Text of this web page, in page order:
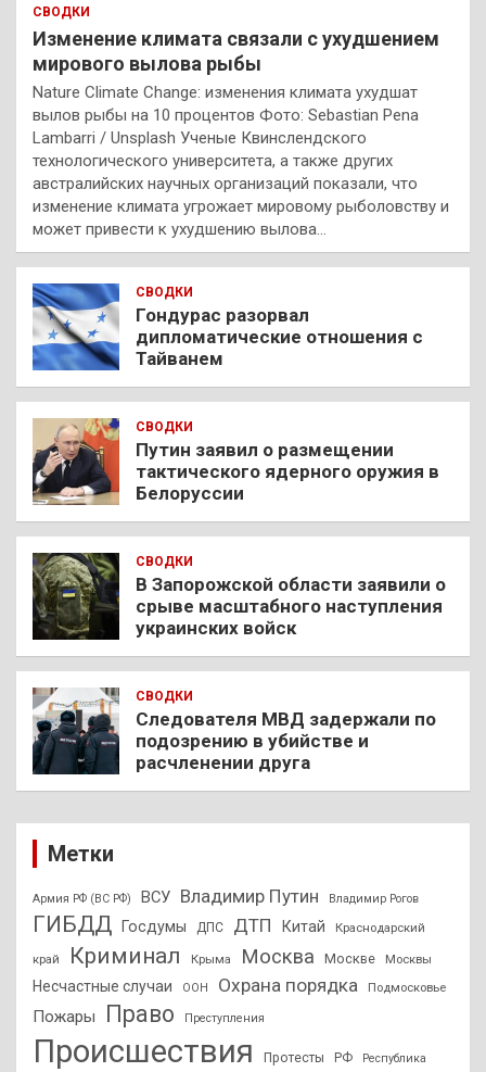
СВОДКИ
Изменение климата связали с ухудшением
мирового вылова рыбы
Nature Climate Change: изменения климата ухудшат
вылов рыбы на 10 процентов Фото: Sebastian Pena
Lambarri / Unsplash Ученые Квинслендского
технологического университета, а также других
австралийских научных организаций показали, что
изменение климата угрожает мировому рыболовству и
может привести к ухудшению вылова…
СВОДКИ
Гондурас разорвал
дипломатические отношения с
Тайванем
СВОДКИ
Путин заявил о размещении
тактического ядерного оружия в
Белоруссии
СВОДКИ
В Запорожской области заявили о
срыве масштабного наступления
украинских войск
СВОДКИ
Следователя МВД задержали по
подозрению в убийстве и
расчленении друга
Метки
Армия РФ (ВС РФ) ВСУ Владимир Путин Владимир Рогов
ГИБДД Госдумы ДПС ДТП Китай Краснодарский
край Криминал Крыма Москва Москве Москвы
Несчастные случаи ООН Охрана порядка Подмосковье
Пожары Право Преступления
Происшествия Протесты РФ Республика